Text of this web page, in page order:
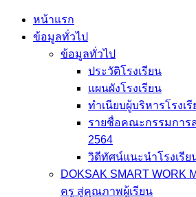
Skip
หน้าแรก
ข้อมูลทั่วไป
ข้อมูลทั่วไป
ประวัติโรงเรียน
แผนผังโรงเรียน
ทำเนียบผู้บริหารโรงเรี
รายชื่อคณะกรรมการ
2564
วิดีทัศน์แนะนำโรงเรีย
DOKSAK SMART WORK
ครู สู่คุณภาพผู้เรียน